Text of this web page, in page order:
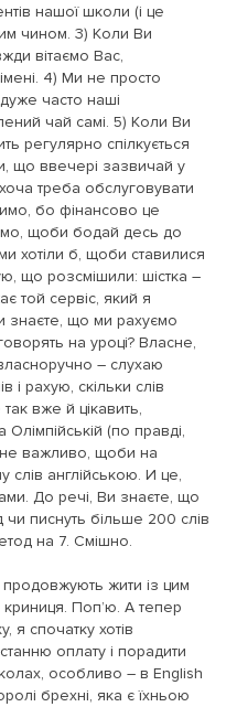
нашої школи (і це
чином. 3) Коли Ви
вітаємо Вас,
4) Ми не просто
часто наші
чай самі. 5) Коли Ви
регулярно спілкується
що ввечері зазвичай у
треба обслуговувати
бо фінансово це
щоби бодай десь до
хотіли б, щоби ставилися
що розсмішили: шістка –
той сервіс, який я
знаєте, що ми рахуємо
говорять на уроці? Власне,
– слухаю
і рахую, скільки слів
вже й цікавить,
(по правді,
важливо, щоби на
слів англійською. И це,
До речі, Ви знаєте, що
писнуть більше 200 слів
на 7. Смішно.
продовжують жити із цим
криниця. Поп’ю. А тепер
я спочатку хотів
оплату і порадити
особливо – в English
брехні, яка є їхньою